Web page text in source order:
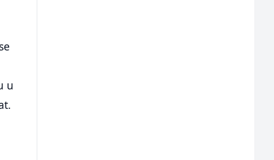
u